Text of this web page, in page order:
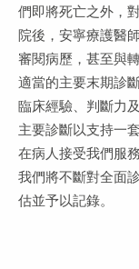
們即將死亡之外，
院後，安寧療護醫
審閱病歷，甚至與
適當的主要末期診
臨床經驗、判斷力
主要診斷以支持一
在病人接受我們服
我們將不斷對全面
估並予以記錄。